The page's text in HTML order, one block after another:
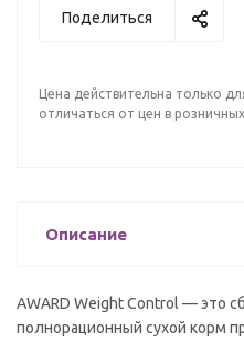
Поделиться
Цена действительна только
отличаться от цен в
Описание
AWARD Weight Control — это
полнорационный сухой корм